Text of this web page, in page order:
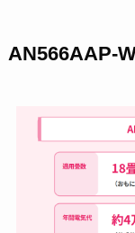
AN566AAP-